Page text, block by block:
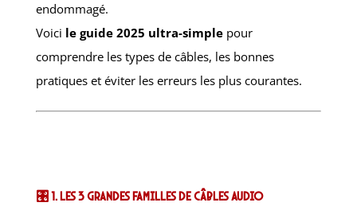
endommagé.
Voici le guide 2025 ultra-simplepour
comprendre les types de câbles, les bonnes
pratiques et éviter les erreurs les plus courantes.
🎛️ 1. Les 3 grandes familles de câbles audio